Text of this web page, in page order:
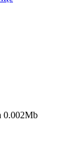
0.002Mb